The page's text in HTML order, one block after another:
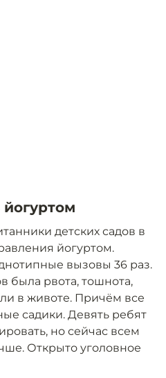
детских садов в
йогуртом.
вызовы 36 раз.
была рвота, тошнота,
в животе. Причём все
садики. Девять ребят
но сейчас всем
Открыто уголовное